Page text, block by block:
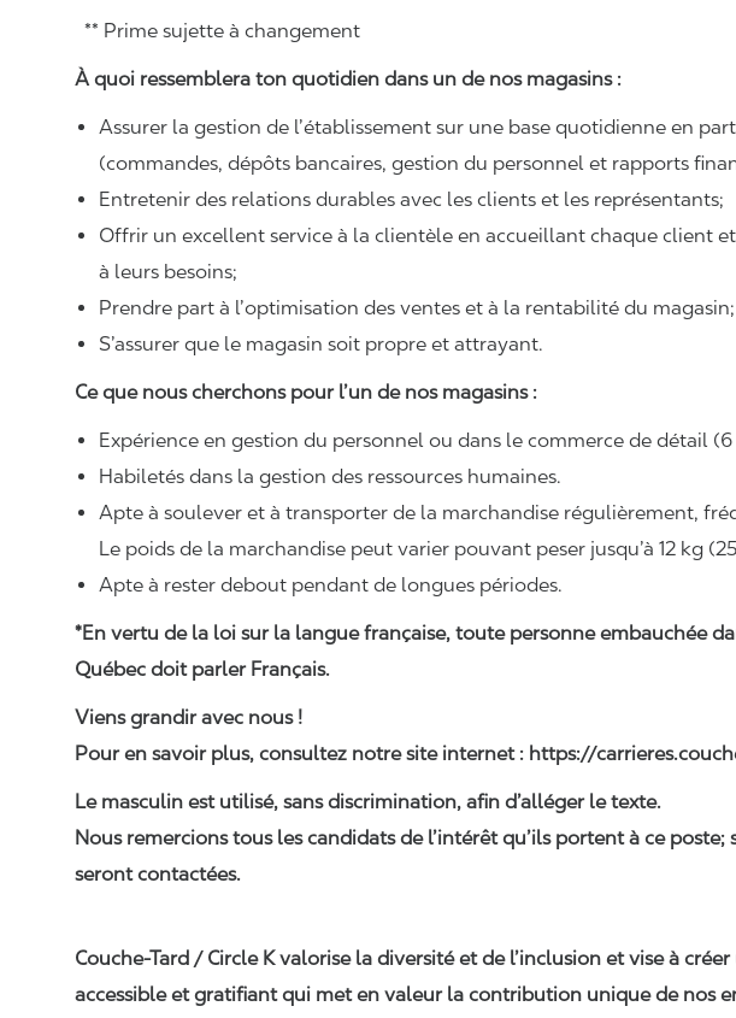
** Prime sujette à changement
À quoi ressemblera ton quotidien dans un de nos magasins :
Assurer la gestion de l’établissement sur une base quotidienne en
(commandes, dépôts bancaires, gestion du personnel et rapports
Entretenir des relations durables avec les clients et les représentants;
Offrir un excellent service à la clientèle en accueillant chaque client
à leurs besoins;
Prendre part à l’optimisation des ventes et à la rentabilité du magasin;
S’assurer que le magasin soit propre et attrayant.
Ce que nous cherchons pour l’un de nos magasins :
Expérience en gestion du personnel ou dans le commerce de détail
Habiletés dans la gestion des ressources humaines.
Apte à soulever et à transporter de la marchandise régulièrement,
Le poids de la marchandise peut varier pouvant peser jusqu’à 12 kg
Apte à rester debout pendant de longues périodes.
*En vertu de la loi sur la langue française, toute personne embauchée
Québec doit parler Français.
Viens grandir avec nous !
Pour en savoir plus, consultez notre site internet : https://
Le masculin est utilisé, sans discrimination, afin d’alléger le texte.
Nous remercions tous les candidats de l’intérêt qu’ils portent à ce poste;
seront contactées.
Couche-Tard / Circle K valorise la diversité et de l’inclusion et vise à
accessible et gratifiant qui met en valeur la contribution unique de nos